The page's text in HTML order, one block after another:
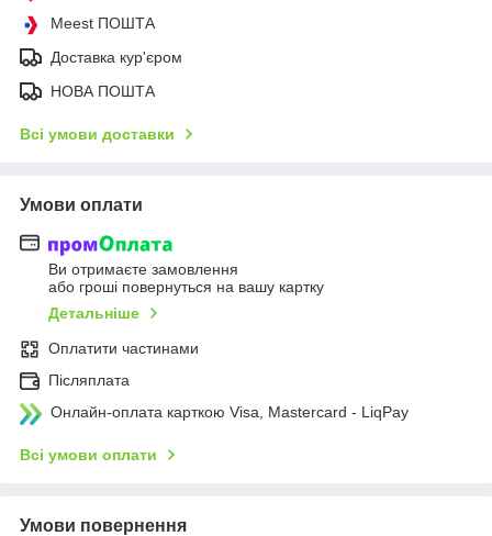
Meest ПОШТА
Доставка кур'єром
НОВА ПОШТА
Всі умови доставки
Умови оплати
Ви отримаєте замовлення
або гроші повернуться на вашу картку
Детальніше
Оплатити частинами
Післяплата
Онлайн-оплата карткою Visa, Mastercard - LiqPay
Всі умови оплати
Умови повернення